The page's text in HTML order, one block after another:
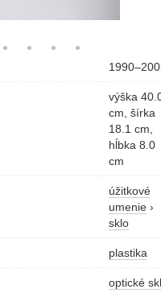
výška
cm, šírka
18.1 cm,
hĺbka 8.0
cm
úžitkové
umenie ›
sklo
plastika
optické